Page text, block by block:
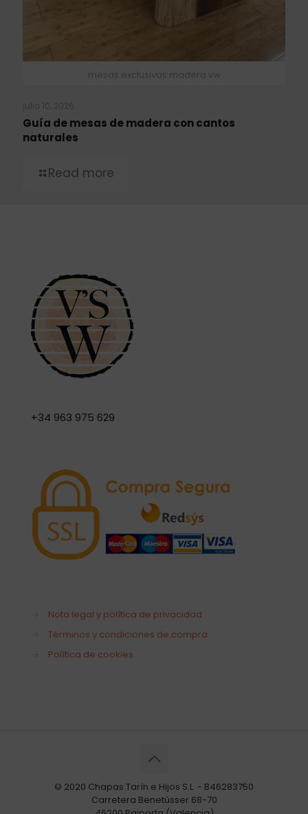
mesas exclusivas madera vw
Guía de mesas de madera con cantos
naturales
Read more
+34 963 975 629
Nota legal y política de privacidad
Términos y condiciones de compra
Política de cookies
© 2020 Chapas Tarín e Hijos S.L. - B46283750
Carretera Benetússer 68-70